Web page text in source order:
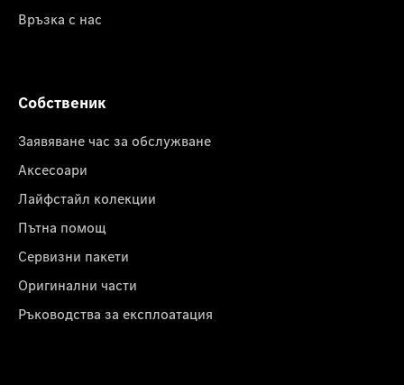
Връзка с нас
Собственик
Заявяване час за обслужване
Аксесоари
Лайфстайл колекции
Пътна помощ
Сервизни пакети
Оригинални части
Ръководства за експлоатация